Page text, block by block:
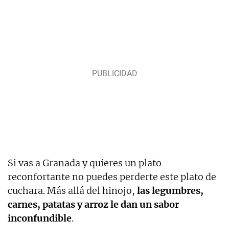
Si vas a Granada y quieres un plato
reconfortante no puedes perderte este plato de
cuchara. Más allá del hinojo, las legumbres,
carnes, patatas y arroz le dan un sabor
inconfundible.